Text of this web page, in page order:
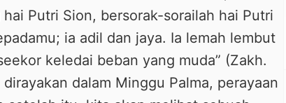
Putri Sion, bersorak-sorailah hai Putri
ia adil dan jaya. Ia lemah lembut
keledai beban yang muda” (Zakh.
dalam Minggu Palma, perayaan